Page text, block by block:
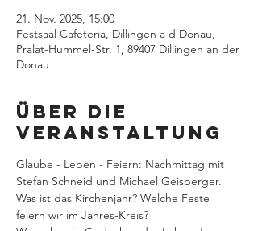
21. Nov. 2025, 15:00
Festsaal Cafeteria, Dillingen a d Donau,
Prälat-Hummel-Str. 1, 89407 Dillingen an der
Donau
Über die
Veranstaltung
Glaube - Leben - Feiern: Nachmittag mit
Stefan Schneid und Michael Geisberger.
Was ist das Kirchenjahr? Welche Feste
feiern wir im Jahres-Kreis?